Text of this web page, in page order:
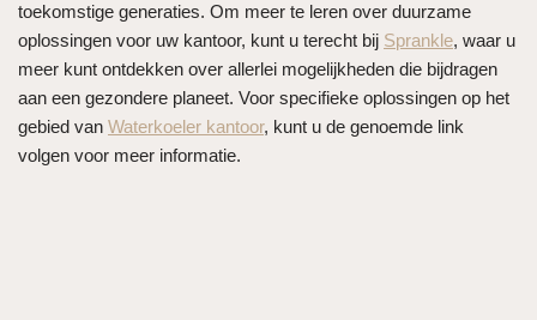
toekomstige generaties. Om meer te leren over duurzame
oplossingen voor uw kantoor, kunt u terecht bij Sprankle, waar u
meer kunt ontdekken over allerlei mogelijkheden die bijdragen
aan een gezondere planeet. Voor specifieke oplossingen op het
gebied van Waterkoeler kantoor, kunt u de genoemde link
volgen voor meer informatie.